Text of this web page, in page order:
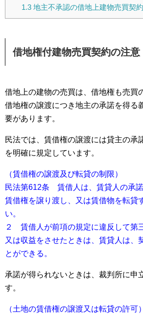
1.3地主不承認の借地上建物売買契
借地権付建物売買契約の注意
借地上の建物の売買は、借地権も売買
借地権の譲渡につき地主の承諾を得る
要があります。
民法では、賃借権の譲渡には貸主の承
を明確に規定しています。
（賃借権の譲渡及び転貸の制限）
民法第612条 賃借人は、賃貸人の承
賃借権を譲り渡し、又は賃借物を転貸
い。
２ 賃借人が前項の規定に違反して第
又は収益をさせたときは、賃貸人は、
とができる。
承諾が得られないときは、裁判所に申
す。
（土地の賃借権の譲渡又は転貸の許可）